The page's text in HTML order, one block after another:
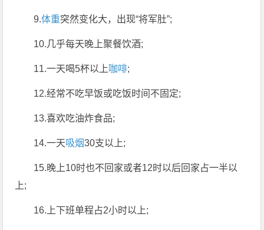
9.体重突然变化大，出现“将军肚”;
10.几乎每天晚上聚餐饮酒;
11.一天喝5杯以上 咖啡;
12.经常不吃早饭或吃饭时间不固定;
13.喜欢吃油炸食品;
14.一天吸烟30支以上;
15.晚上10时也不回家或者12时以后回家占一半以
上;
16.上下班单程占2小时以上;